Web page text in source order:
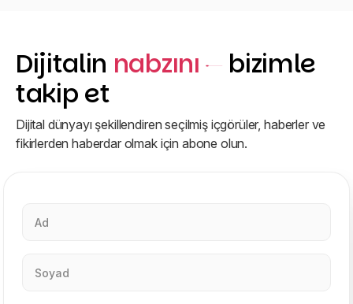
Dijitalin nabzını
bizimle
takip et
Dijital dünyayı şekillendiren seçilmiş içgörüler, haberler ve
fikirlerden haberdar olmak için abone olun.